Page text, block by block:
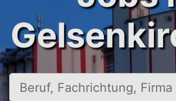
Beruf, Fachrichtung, Firma